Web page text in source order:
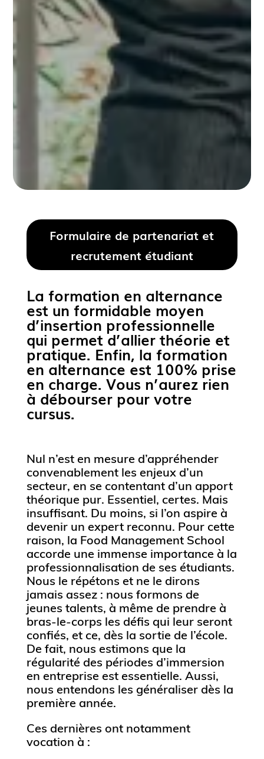
Formulaire de partenariat et
recrutement étudiant
La formation en alternance
est un formidable moyen
d’insertion professionnelle
qui permet d’allier théorie et
pratique. Enfin, la formation
en alternance est 100% prise
en charge. Vous n’aurez rien
à débourser pour votre
cursus.
Nul n’est en mesure d’appréhender
convenablement les enjeux d’un
secteur, en se contentant d’un apport
théorique pur. Essentiel, certes. Mais
insuffisant. Du moins, si l’on aspire à
devenir un expert reconnu. Pour cette
raison, la Food Management School
accorde une immense importance à la
professionnalisation de ses étudiants.
Nous le répétons et ne le dirons
jamais assez : nous formons de
jeunes talents, à même de prendre à
bras-le-corps les défis qui leur seront
confiés, et ce, dès la sortie de l’école.
De fait, nous estimons que la
régularité des périodes d’immersion
en entreprise est essentielle. Aussi,
nous entendons les généraliser dès la
première année.
Ces dernières ont notamment
vocation à :